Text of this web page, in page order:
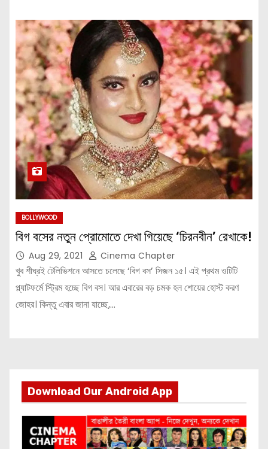
BOLLYWOOD
বিগ বসের নতুন প্রোমোতে দেখা গিয়েছে ‘চিরনবীন’ রেখাকে!
Aug 29, 2021 Cinema Chapter
খুব শীঘ্রই টেলিভিশনে আসতে চলেছে ‘বিগ বস’ সিজন ১৫। এই প্রথম ওটিটি
প্ল্যাটফর্মে স্ট্রিম হচ্ছে বিগ বস। আর এবারের বড় চমক হল শোয়ের হোস্ট করণ
জোহর। কিন্তু এবার জানা যাচ্ছে,…
Download Our Android App